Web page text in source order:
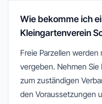
Wie bekomme ich
Kleingartenverein
Freie Parzellen
vergeben. Nehmen
zum zuständigen
den Voraussetzungen